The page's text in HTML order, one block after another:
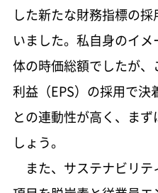
した新たな財務指標の
いました。私自身のイ
体の時価総額でしたが
利益（EPS）の採用で決
との連動性が高く、ま
しょう。
また、サステナビリテ